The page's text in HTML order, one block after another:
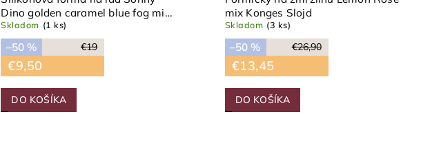
Dino golden caramel blue fog mix
2-pack Liewood
Skladom (1 ks)
€19
–50 %
€9,50
DO KOŠÍKA
mix Konges Slojd
Skladom (3 ks)
€26,90
–50 %
€13,45
DO KOŠÍKA